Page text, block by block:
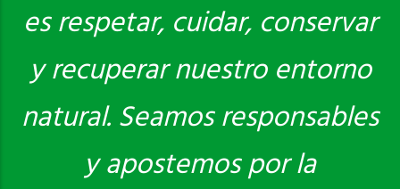
es respetar, cuidar, conservar
y recuperar nuestro entorno
natural. Seamos responsables
y apostemos por la